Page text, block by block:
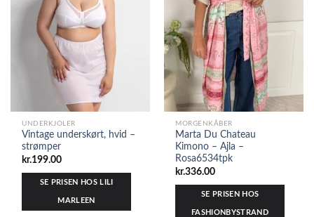
UNDERKJOLER
Vintage underskørt, hvid –
strømper
kr.199.00
SE PRISEN HOS LILI
MARLEEN
MORGENKÅBER
Marta Du Chateau
Kimono – Ajla –
Rosa6534tpk
kr.336.00
SE PRISEN HOS
FASHIONBYSTRAND